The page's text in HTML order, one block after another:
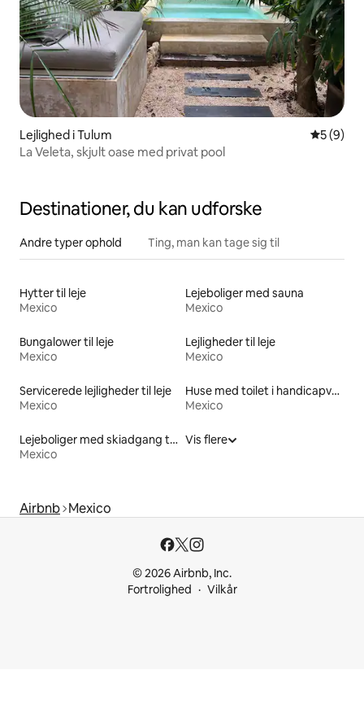
Lejlighed i Tulum 5 ud af 5
5 (9)
La Veleta, skjult oase med privat pool
Destinationer, du kan udforske
Andre typer ophold Ting, man kan tage sig til
Hytter til leje
Mexico
Lejeboliger med sauna
Mexico
Bungalower til leje
Mexico
Lejligheder til leje
Mexico
Servicerede lejligheder til leje
Mexico
Huse med toilet i handicapvenlig højde til leje
Mexico
Lejeboliger med skiadgang til døren
Mexico
Vis flere
Airbnb Mexico
© 2026 Airbnb, Inc.
Fortrolighed
Vilkår